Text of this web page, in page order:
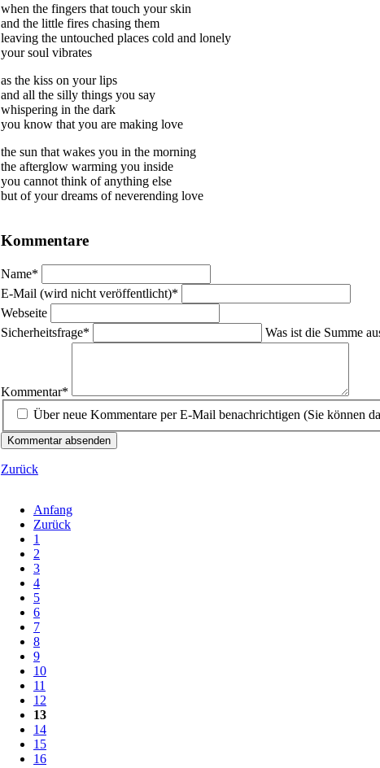
when the fingers that touch your skin
and the little fires chasing them
leaving the untouched places cold and lonely
your soul vibrates
as the kiss on your lips
and all the silly things you say
whispering in the dark
you know that you are making love
the sun that wakes you in the morning
the afterglow warming you inside
you cannot think of anything else
but of your dreams of neverending love
Kommentare
Pflichtfeld
Name*
Pflichtfeld
E-Mail (wird nicht veröffentlicht)*
Webseite
Pflichtfeld
Sicherheitsfrage*
Was ist die Summe
Kommentar*
Über neue Kommentare per E-Mail benachrichtigen (Sie können
Kommentar absenden
Zurück
Anfang
Zurück
1
2
3
4
5
6
7
8
9
10
11
12
13
14
15
16